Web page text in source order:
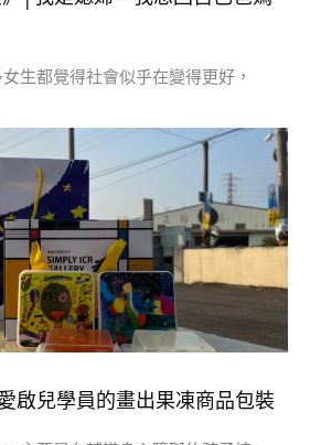
生都覺得社會似乎在變得更好，
啟兒學員的畫出果凍商品包裝